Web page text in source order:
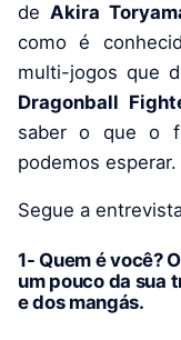
deAkira
como é
multi-jogos que
Dragonball
saber o que o
podemos esperar.
Segue a
1- Quem é você?
um pouco da sua
e dos mangás.